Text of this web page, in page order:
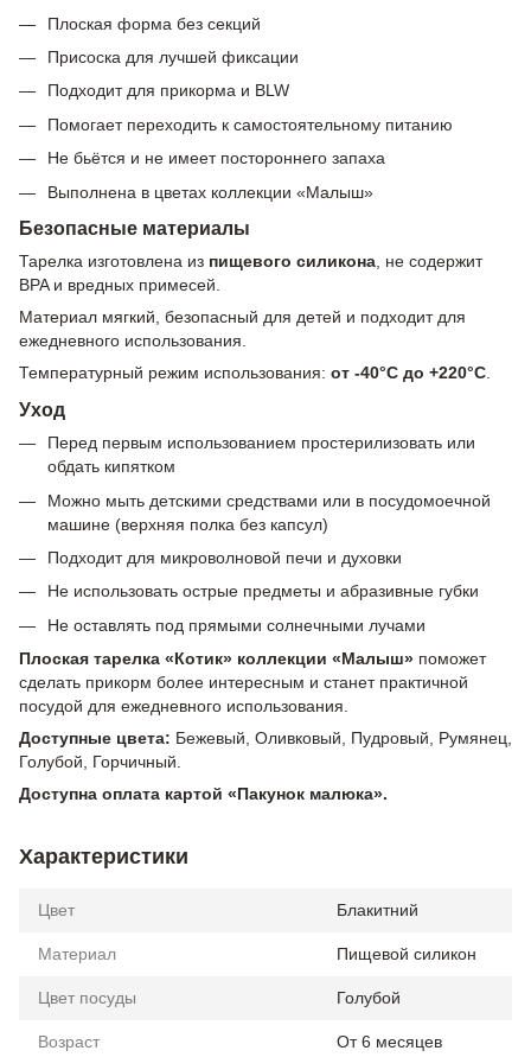
Плоская форма без секций
Присоска для лучшей фиксации
Подходит для прикорма и BLW
Помогает переходить к самостоятельному питанию
Не бьётся и не имеет постороннего запаха
Выполнена в цветах коллекции «Малыш»
Безопасные материалы
Тарелка изготовлена из пищевого силикона, не содержит
BPA и вредных примесей.
Материал мягкий, безопасный для детей и подходит для
ежедневного использования.
Температурный режим использования: от -40°C до +220°C.
Уход
Перед первым использованием простерилизовать или
обдать кипятком
Можно мыть детскими средствами или в посудомоечной
машине (верхняя полка без капсул)
Подходит для микроволновой печи и духовки
Не использовать острые предметы и абразивные губки
Не оставлять под прямыми солнечными лучами
Плоская тарелка «Котик» коллекции «Малыш» поможет
сделать прикорм более интересным и станет практичной
посудой для ежедневного использования.
Доступные цвета: Бежевый, Оливковый, Пудровый, Румянец,
Голубой, Горчичный.
Доступна оплата картой «Пакунок малюка».
Характеристики
Цвет Блакитний
Материал Пищевой силикон
Цвет посуды Голубой
Возраст От 6 месяцев